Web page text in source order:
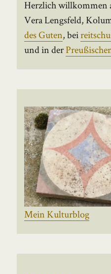
Herzlich willkommen
Vera Lengsfeld,
des Guten, bei
und in der
Mein Kulturblog